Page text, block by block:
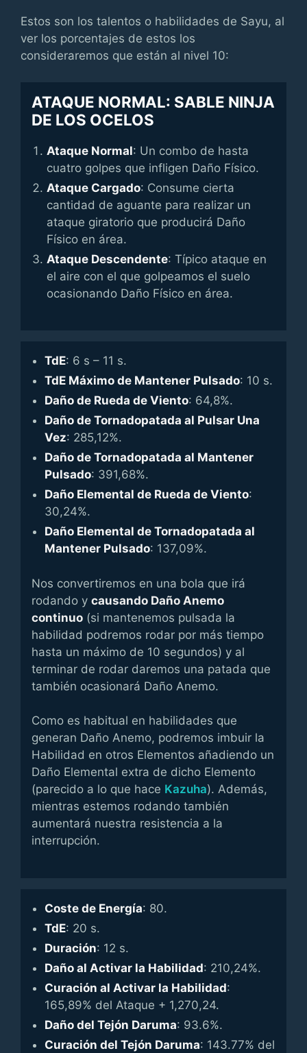
Estos son los talentos o habilidades de Sayu, al
ver los porcentajes de estos los
consideraremos que están al nivel 10:
ATAQUE NORMAL: SABLE NINJA
DE LOS OCELOS
Ataque Normal: Un combo de hasta
cuatro golpes que infligen Daño Físico.
Ataque Cargado: Consume cierta
cantidad de aguante para realizar un
ataque giratorio que producirá Daño
Físico en área.
Ataque Descendente: Típico ataque en
el aire con el que golpeamos el suelo
ocasionando Daño Físico en área.
TdE: 6 s – 11 s.
TdE Máximo de Mantener Pulsado: 10 s.
Daño de Rueda de Viento: 64,8%.
Daño de Tornadopatada al Pulsar Una
Vez: 285,12%.
Daño de Tornadopatada al Mantener
Pulsado: 391,68%.
Daño Elemental de Rueda de Viento:
30,24%.
Daño Elemental de Tornadopatada al
Mantener Pulsado: 137,09%.
Nos convertiremos en una bola que irá
rodando y causando Daño Anemo
continuo (si mantenemos pulsada la
habilidad podremos rodar por más tiempo
hasta un máximo de 10 segundos) y al
terminar de rodar daremos una patada que
también ocasionará Daño Anemo.
Como es habitual en habilidades que
generan Daño Anemo, podremos imbuir la
Habilidad en otros Elementos añadiendo un
Daño Elemental extra de dicho Elemento
(parecido a lo que hace Kazuha). Además,
mientras estemos rodando también
aumentará nuestra resistencia a la
interrupción.
Coste de Energía: 80.
TdE: 20 s.
Duración: 12 s.
Daño al Activar la Habilidad: 210,24%.
Curación al Activar la Habilidad:
165,89% del Ataque + 1,270,24.
Daño del Tejón Daruma: 93.6%.
Curación del Tejón Daruma: 143.77% del